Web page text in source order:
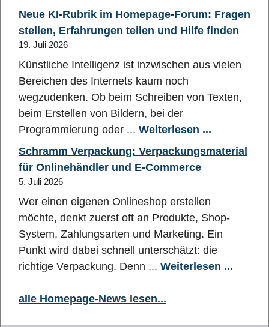
Neue KI-Rubrik im Homepage-Forum: Fragen
stellen, Erfahrungen teilen und Hilfe finden
19. Juli 2026
Künstliche Intelligenz ist inzwischen aus vielen
Bereichen des Internets kaum noch
wegzudenken. Ob beim Schreiben von Texten,
beim Erstellen von Bildern, bei der
Programmierung oder ... Weiterlesen ...
Schramm Verpackung: Verpackungsmaterial
für Onlinehändler und E-Commerce
5. Juli 2026
Wer einen eigenen Onlineshop erstellen
möchte, denkt zuerst oft an Produkte, Shop-
System, Zahlungsarten und Marketing. Ein
Punkt wird dabei schnell unterschätzt: die
richtige Verpackung. Denn ... Weiterlesen ...
alle Homepage-News lesen...